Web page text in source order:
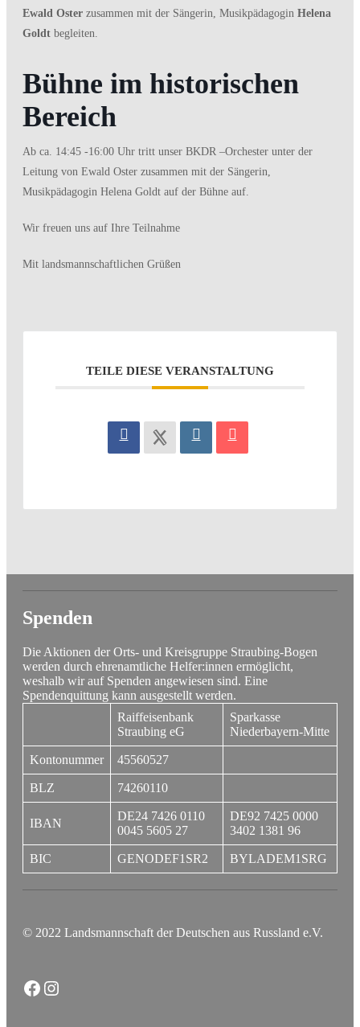
Ewald Oster zusammen mit der Sängerin, Musikpädagogin Helena
Goldt begleiten.
Bühne im historischen
Bereich
Ab ca. 14:45 -16:00 Uhr tritt unser BKDR –Orchester unter der
Leitung von Ewald Oster zusammen mit der Sängerin,
Musikpädagogin Helena Goldt auf der Bühne auf.
Wir freuen uns auf Ihre Teilnahme
Mit landsmannschaftlichen Grüßen
TEILE DIESE VERANSTALTUNG
Spenden
Die Aktionen der Orts- und Kreisgruppe Straubing-Bogen
werden durch ehrenamtliche Helfer:innen ermöglicht,
weshalb wir auf Spenden angewiesen sind. Eine
Spendenquittung kann ausgestellt werden.
Raiffeisenbank
Straubing eG
Sparkasse
Niederbayern-Mitte
Kontonummer 45560527
BLZ 74260110
IBAN
DE24 7426 0110
0045 5605 27
DE92 7425 0000
3402 1381 96
BIC GENODEF1SR2 BYLADEM1SRG
© 2022 Landsmannschaft der Deutschen aus Russland e.V.
Facebook
Instagram